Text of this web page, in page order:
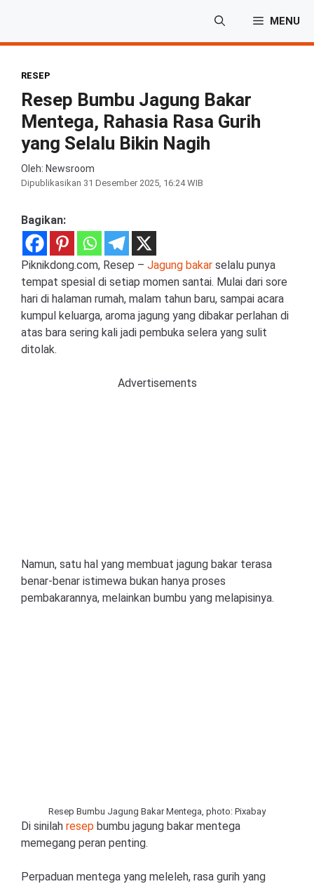
isi
MENU
RESEP
Resep Bumbu Jagung Bakar
Mentega, Rahasia Rasa Gurih
yang Selalu Bikin Nagih
Oleh: Newsroom
Dipublikasikan 31 Desember 2025, 16:24 WIB
Bagikan:
Piknikdong.com, Resep – Jagung bakar selalu punya
tempat spesial di setiap momen santai. Mulai dari sore
hari di halaman rumah, malam tahun baru, sampai acara
kumpul keluarga, aroma jagung yang dibakar perlahan di
atas bara sering kali jadi pembuka selera yang sulit
ditolak.
Advertisements
Namun, satu hal yang membuat jagung bakar terasa
benar-benar istimewa bukan hanya proses
pembakarannya, melainkan bumbu yang melapisinya.
Resep Bumbu Jagung Bakar Mentega, photo: Pixabay
Di sinilah resep bumbu jagung bakar mentega
memegang peran penting.
Perpaduan mentega yang meleleh, rasa gurih yang